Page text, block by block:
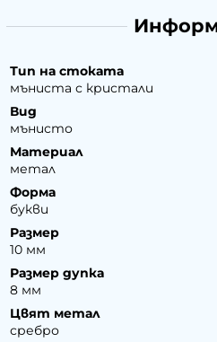
Тип на стоката
мъниста с кристали
Вид
мънисто
Материал
метал
Форма
букви
Размер
10 мм
Размер дупка
8 мм
Цвят метал
сребро